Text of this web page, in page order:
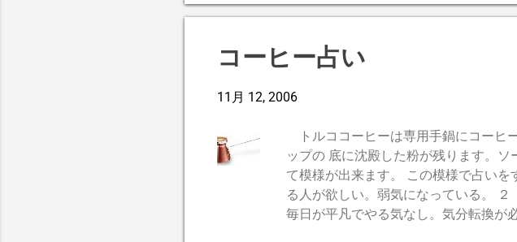
コーヒー占い
11月 12, 2006
トルココーヒーは専用手鍋にコーヒ
ップの 底に沈殿した粉が残ります。
て模様が出来ます。 この模様で占
る人が欲しい。弱気になっている。
毎日が平凡でやる気なし。気分転換